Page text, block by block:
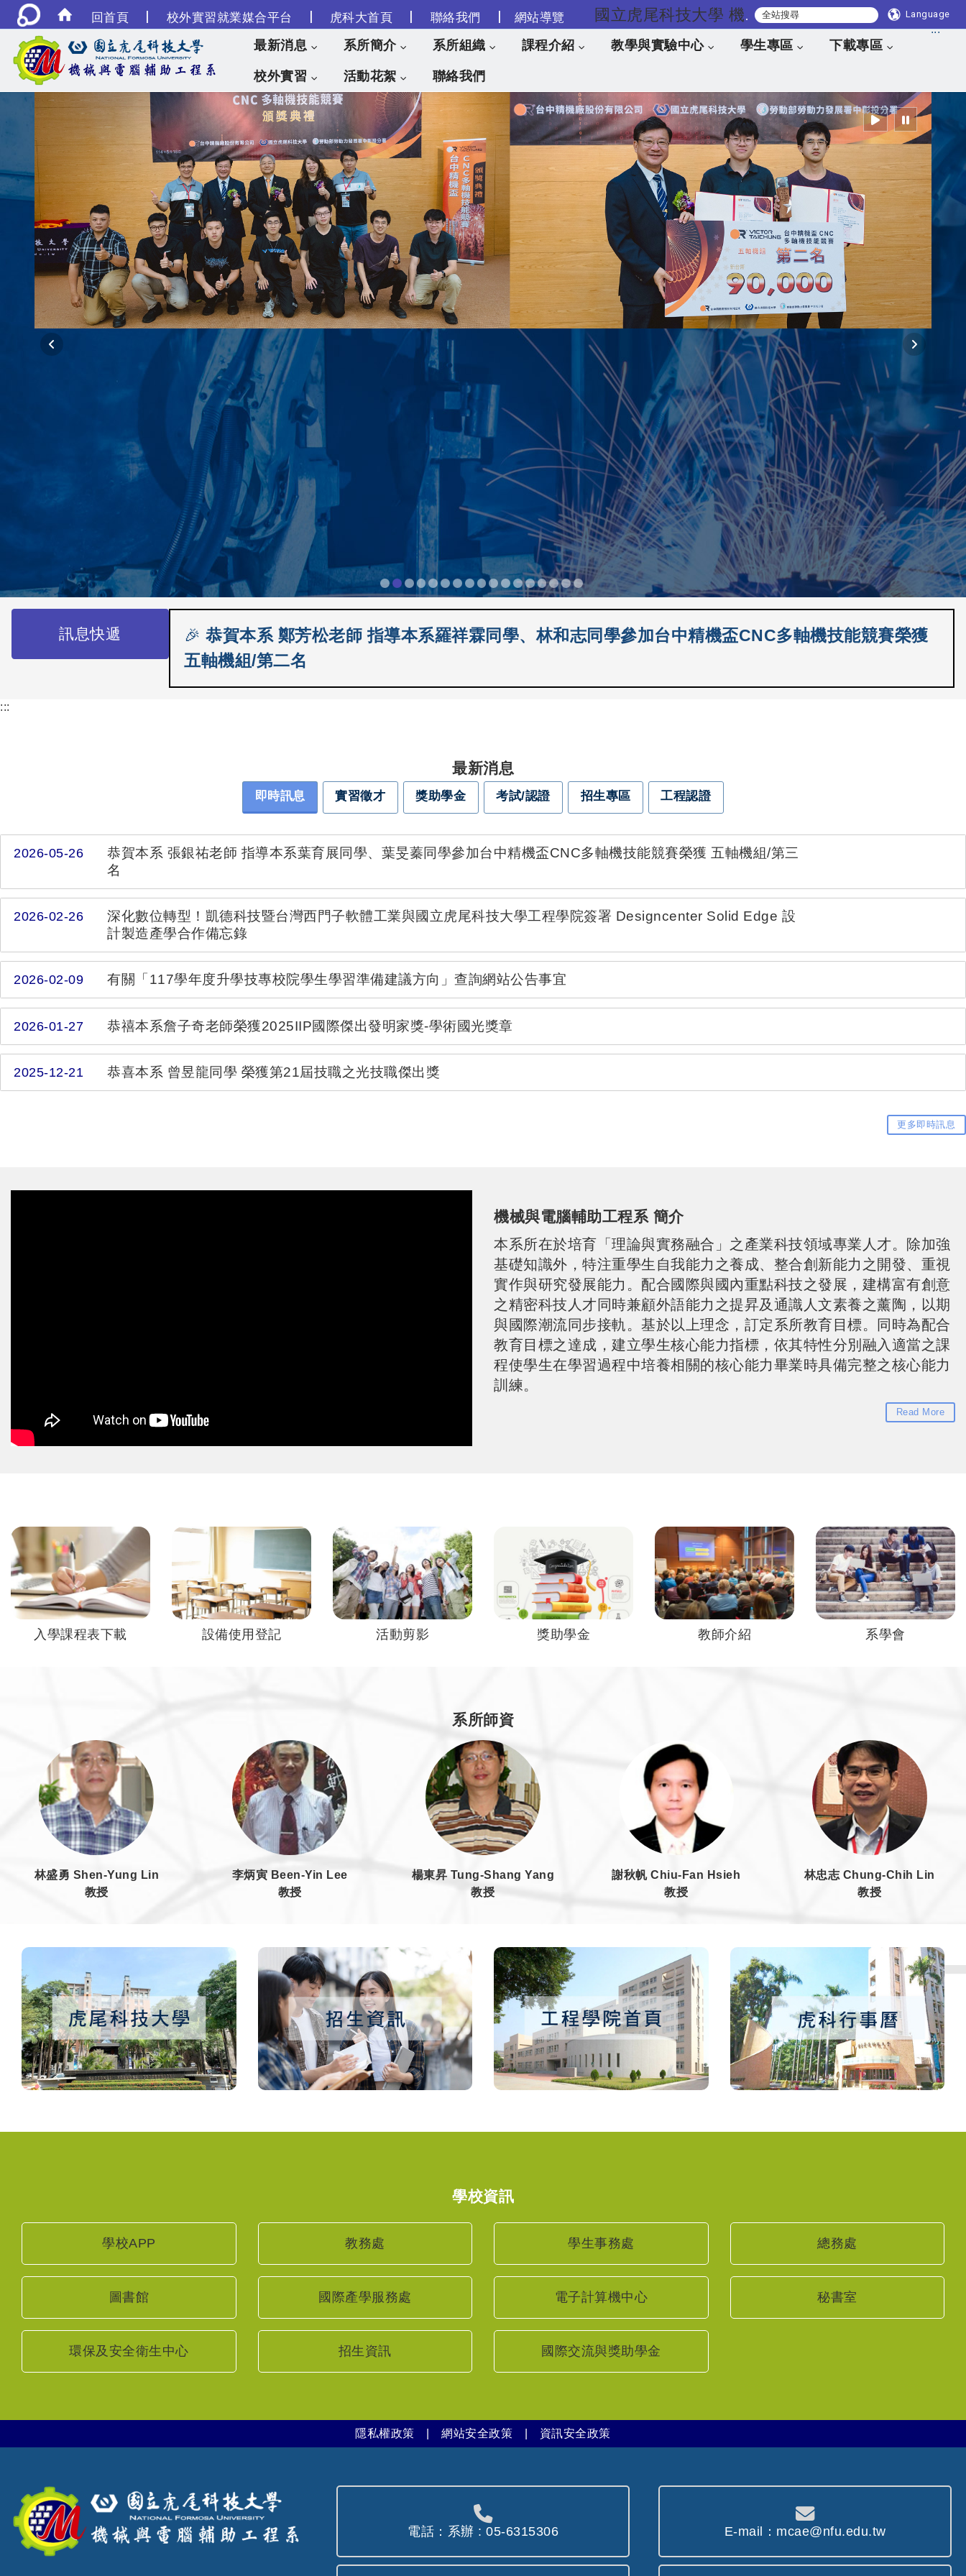
回首頁 | 校外實習就業媒合平台 | 虎科大首頁 | 聯絡我們 | 網站導覽 國立虎尾科技大學 機械與電腦輔助工程系 Language
跳到主要內容
:::
最新消息 系所簡介 系所組織 課程介紹 教學與實驗中心 學生專區 下載專區
校外實習 活動花絮 聯絡我們
訊息快遞 🎉恭賀本系 詹子奇老師 榮獲【2025年機械工業產學貢獻獎】
獎助學金 考試/認證
名
2026-02-26
深化數位轉型！凱德科技暨台灣西門子軟體工業與國立虎尾科技大學工程學院簽署 Designcenter Solid Edge 設
計製造產學合作備忘錄
2026-02-09 有關「117學年度升學技專校院學生學習準備建議方向」查詢網站公告事宜
2026-01-27 恭禧本系詹子奇老師榮獲2025IIP國際傑出發明家獎-學術國光獎章
2025-12-21 恭喜本系 曾昱龍同學 榮獲第21屆技職之光技職傑出獎
本系所在於培育「理論與實務融合」之產業科技領域專業人才。除加強
基礎知識外，特注重學生自我能力之養成、整合創新能力之開發、重視
實作與研究發展能力。配合國際與國內重點科技之發展，建構富有創意
之精密科技人才同時兼顧外語能力之提昇及通識人文素養之薰陶，以期
與國際潮流同步接軌。基於以上理念，訂定系所教育目標。同時為配合
教育目標之達成，建立學生核心能力指標，依其特性分別融入適當之課
程使學生在學習過程中培養相關的核心能力畢業時具備完整之核心能力
訓練。
入學課程表下載 設備使用登記 活動剪影 獎助學金 教師介紹 系學會
林盛勇 Shen-Yung Lin
教授
李炳寅 Been-Yin Lee
教授
楊東昇 Tung-Shang Yang
教授
謝秋帆 Chiu-Fan Hsieh
教授
林忠志 Chung-Chih Lin
學校APP 教務處 學生事務處 總務處
圖書館 國際產學服務處 電子計算機中心 秘書室
環保及安全衛生中心 招生資訊 國際交流與獎助學金
電話：系辦 : 05-6315306 E-mail：mcae@nfu.edu.tw